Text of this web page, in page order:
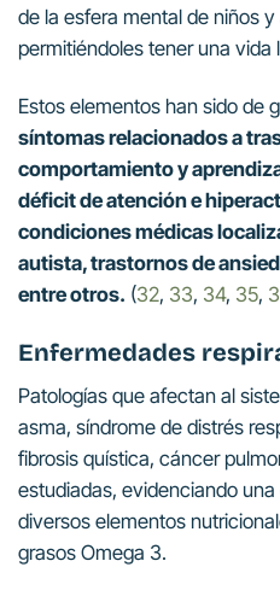
de la esfera mental de niños
permitiéndoles tener una vida
Estos elementos han sido de
síntomas relacionados a
comportamiento y
déficit de atención e
condiciones médicas
autista, trastornos de
entre otros. (32, 33, 34, 35,
Enfermedades
Patologías que afectan al
asma, síndrome de distrés
fibrosis quística, cáncer
estudiadas, evidenciando
diversos elementos
grasos Omega 3.